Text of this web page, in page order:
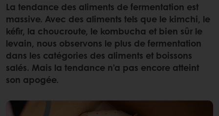
La tendance des aliments de fermentation est
massive. Avec des aliments tels que le kimchi, le
kéfir, la choucroute, le kombucha et bien sûr le
levain, nous observons le plus de fermentation
dans les catégories des aliments et boissons
salés. Mais la tendance n'a pas encore atteint
son apogée.